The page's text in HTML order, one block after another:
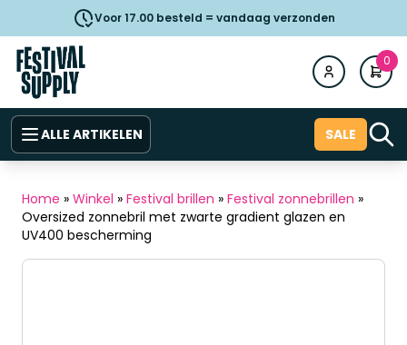
Voor 17.00 besteld = vandaag verzonden
0
ALLE ARTIKELEN SALE
Home » Winkel » Festival brillen » Festival zonnebrillen »
Oversized zonnebril met zwarte gradient glazen en
UV400 bescherming